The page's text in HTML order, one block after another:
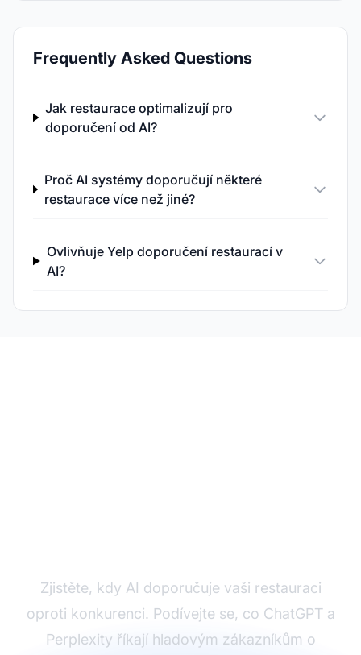
Frequently Asked Questions
Jak restaurace optimalizují pro
doporučení od AI?
Proč AI systémy doporučují některé
restaurace více než jiné?
Ovlivňuje Yelp doporučení restaurací v
AI?
Zjistěte, kdy AI doporučuje vaši restauraci
oproti konkurenci. Podívejte se, co ChatGPT a
Perplexity říkají hladovým zákazníkům o